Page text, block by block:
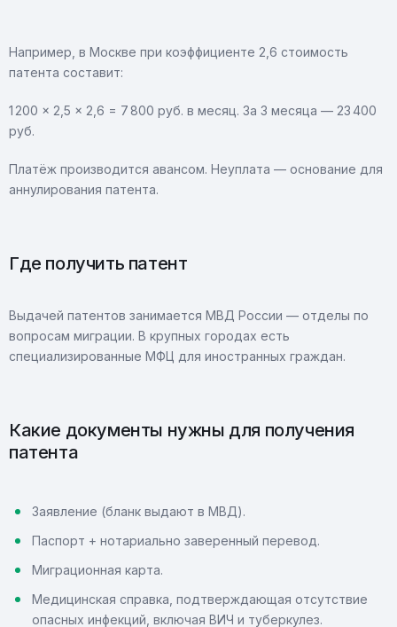
Например, в Москве при коэффициенте 2,6 стоимость
патента составит:
1 200 × 2,5 × 2,6 = 7 800 руб. в месяц. За 3 месяца — 23 400
руб.
Платёж производится авансом. Неуплата — основание для
аннулирования патента.
Где получить патент
Выдачей патентов занимается МВД России — отделы по
вопросам миграции. В крупных городах есть
специализированные МФЦ для иностранных граждан.
Какие документы нужны для получения
патента
Заявление (бланк выдают в МВД).
Паспорт + нотариально заверенный перевод.
Миграционная карта.
Медицинская справка, подтверждающая отсутствие
опасных инфекций, включая ВИЧ и туберкулез.